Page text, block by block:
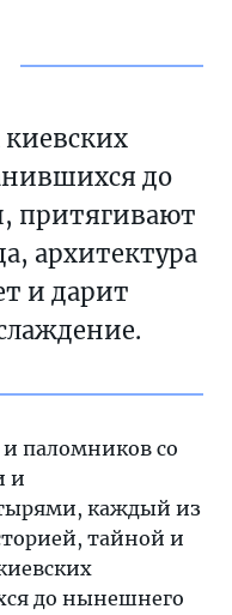
киевских
до
притягивают
архитектура
и дарит
и паломников со
и
каждый из
тайной и
до нынешнего